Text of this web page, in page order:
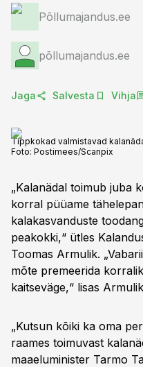
Põllumajandus.ee
põllumajandus.ee
Jaga Salvesta Vihja
Tippkokad valmistavad
Foto: Postimees/Scanpix
„Kalanädal toimub juba
korral püüame
kalakasvanduste
peakokki,“ ütles
Toomas Armulik.
mõte premeerida
kaitseväge,“ lisas
„Kutsun kõiki ka oma
raames toimuvast
maaeluminister Tarmo